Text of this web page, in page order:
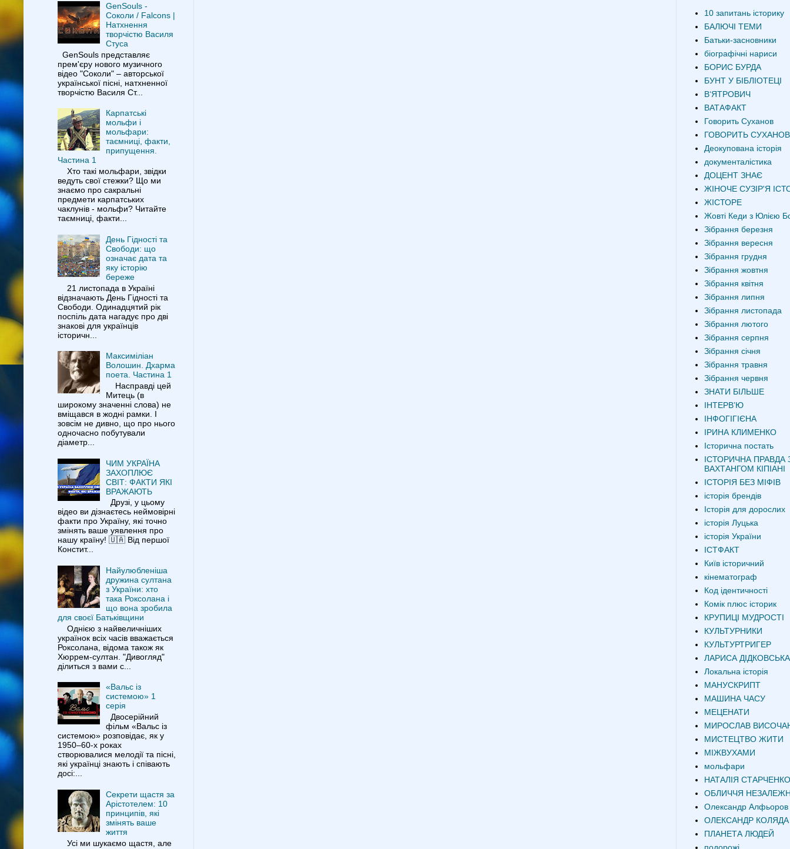
GenSouls -
Соколи / Falcons |
Натхнення
творчістю Василя
Стуса
GenSouls представляє
прем'єру нового музичного
відео "Соколи" – авторської
української пісні, натхненної
творчістю Василя Ст...
Карпатські
мольфи і
мольфари:
таємниці, факти,
припущення.
Частина 1
Хто такі мольфари, звідки
ведуть свої стежки? Що ми
знаємо про сакральні
предмети карпатських
чаклунів - мольфи? Читайте
таємниці, факти...
День Гідності та
Свободи: що
означає дата та
яку історію
береже
21 листопада в Україні
відзначають День Гідності та
Свободи. Одинадцятий рік
поспіль дата нагадує про дві
знакові для українців
історичн...
Максиміліан
Волошин. Дхарма
поета. Частина 1
Насправді цей
Митець (в
широкому значенні слова) не
вміщався в жодні рамки. І
зовсім не дивно, що про нього
одночасно побутували
діаметр...
ЧИМ УКРАЇНА
ЗАХОПЛЮЄ
СВІТ: ФАКТИ ЯКІ
ВРАЖАЮТЬ
Друзі, у цьому
відео ви дізнаєтесь неймовірні
факти про Україну, які точно
змінять ваше уявлення про
нашу країну! 🇺🇦 Від першої
Констит...
Найулюбленіша
дружина султана
з України: хто
така Роксолана і
що вона зробила
для своєї Батьківщини
Однією з найвеличніших
українок всіх часів вважається
Роксолана, відома також як
Хюррем-султан. "Дивогляд"
ділиться з вами с...
«Вальс із
системою» 1
серія
Двосерійний
фільм «Вальс із
системою» розповідає, як у
1950–60-х роках
створювалися мелодії та пісні,
які українці знають і співають
досі:...
Секрети щастя за
Арістотелем: 10
принципів, які
змінять ваше
життя
Усі ми шукаємо щастя, але
10 запитань історику
БАЛЮЧІ ТЕМИ
Батьки-засновники
біографічні нариси
БОРИС БУРДА
БУНТ У БІБЛІОТЕЦІ
В‘ЯТРОВИЧ
ВАТАФАКТ
Говорить Суханов
ГОВОРИТЬ СУХАНОВ
Деокупована історія
документалістика
ДОЦЕНТ ЗНАЄ
ЖІНОЧЕ СУЗІР'Я
ЖІСТОРЕ
Жовті Кеди з Юлією
Зібрання березня
Зібрання вересня
Зібрання грудня
Зібрання жовтня
Зібрання квітня
Зібрання липня
Зібрання листопада
Зібрання лютого
Зібрання серпня
Зібрання січня
Зібрання травня
Зібрання червня
ЗНАТИ БІЛЬШЕ
ІНТЕРВʼЮ
ІНФОГІГІЄНА
ІРИНА КЛИМЕНКО
Історична постать
ІСТОРИЧНА ПРАВДА
ВАХТАНГОМ КІПІАНІ
ІСТОРІЯ БЕЗ МІФІВ
історія брендів
Історія для дорослих
історія Луцька
історія України
ІСТФАКТ
Київ історичний
кінематограф
Код ідентичності
Комік плюс історик
КРУПИЦІ МУДРОСТІ
КУЛЬТУРНИКИ
КУЛЬТУРТРИГЕР
ЛАРИСА ДІДКОВСЬКА
Локальна історія
МАНУСКРИПТ
МАШИНА ЧАСУ
МЕЦЕНАТИ
МИРОСЛАВ
МИСТЕЦТВО ЖИТИ
МІЖВУХАМИ
мольфари
НАТАЛІЯ СТАРЧЕНКО
ОБЛИЧЧЯ
Олександр Алфьоров
ОЛЕКСАНДР КОЛЯДА
ПЛАНЕТА ЛЮДЕЙ
подорожі